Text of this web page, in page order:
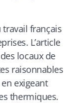
travail français
L’article
locaux de
raisonnables
exigeant
thermiques.